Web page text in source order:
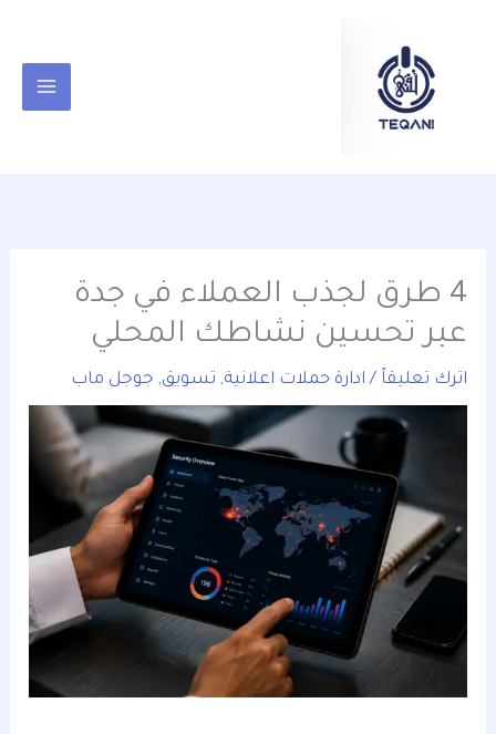
المحتوى
4 طرق لجذب العملاء في جدة
عبر تحسين نشاطك المحلي
اترك تعليقاً / ادارة حملات اعلانية, تسويق, جوجل ماب